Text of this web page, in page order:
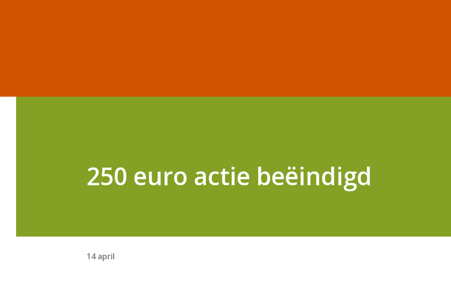
250 euro actie beëindigd
14 april